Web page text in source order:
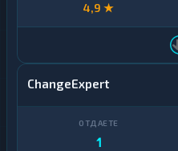
4,9 ★
ChangeExpert
1